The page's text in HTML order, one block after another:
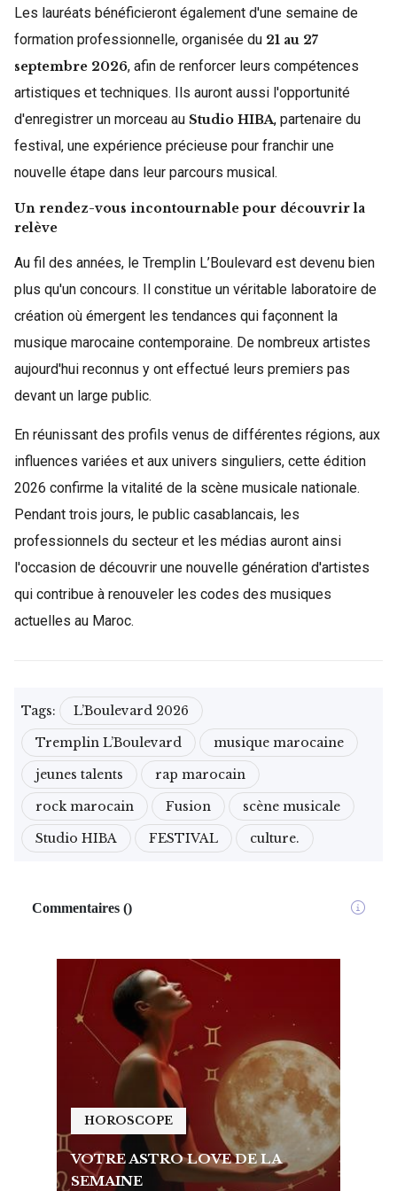
Les lauréats bénéficieront également d'une semaine de
formation professionnelle, organisée du 21 au 27
septembre 2026, afin de renforcer leurs compétences
artistiques et techniques. Ils auront aussi l'opportunité
d'enregistrer un morceau au Studio HIBA, partenaire du
festival, une expérience précieuse pour franchir une
nouvelle étape dans leur parcours musical.
Un rendez-vous incontournable pour découvrir la
relève
Au fil des années, le Tremplin L’Boulevard est devenu bien
plus qu'un concours. Il constitue un véritable laboratoire de
création où émergent les tendances qui façonnent la
musique marocaine contemporaine. De nombreux artistes
aujourd'hui reconnus y ont effectué leurs premiers pas
devant un large public.
En réunissant des profils venus de différentes régions, aux
influences variées et aux univers singuliers, cette édition
2026 confirme la vitalité de la scène musicale nationale.
Pendant trois jours, le public casablancais, les
professionnels du secteur et les médias auront ainsi
l'occasion de découvrir une nouvelle génération d'artistes
qui contribue à renouveler les codes des musiques
actuelles au Maroc.
Tags:
L’Boulevard 2026
Tremplin L’Boulevard
musique marocaine
jeunes talents
rap marocain
rock marocain
Fusion
scène musicale
Studio HIBA
FESTIVAL culture.
Commentaires ()
HOROSCOPE
VOTRE ASTRO LOVE DE LA
SEMAINE